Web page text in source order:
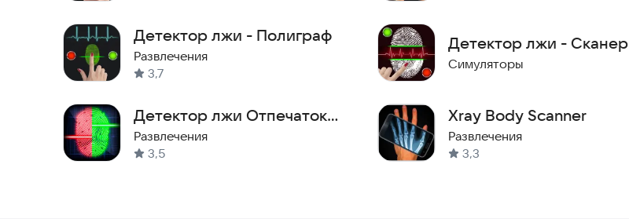
Детектор лжи - Полиграф
Развлечения
3,7
Детектор лжи Отпечаток
Пальца
Развлечения
3,5
Детектор лжи - Сканер
Тест
Симуляторы
Xray Body Scanner
Развлечения
3,3